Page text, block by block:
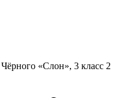
«Слон», 3 класс 2